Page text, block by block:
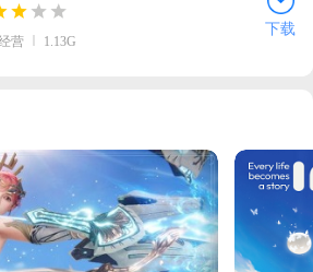
Adventures)v2025.7.4 安卓
营 1.13G
下载